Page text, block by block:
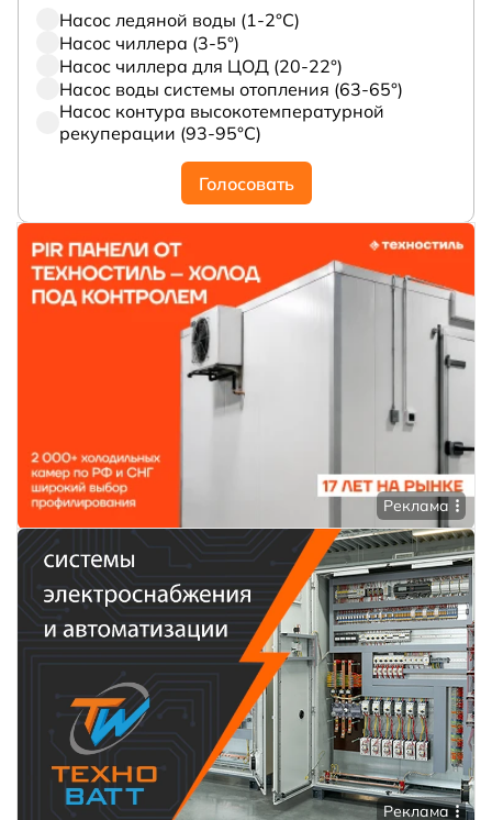
Насос ледяной воды (1-2°С)
Насос чиллера (3-5°)
Насос чиллера для ЦОД (20-22°)
Насос воды системы отопления (63-65°)
Насос контура высокотемпературной
рекуперации (93-95°С)
Голосовать
Реклама
Реклама